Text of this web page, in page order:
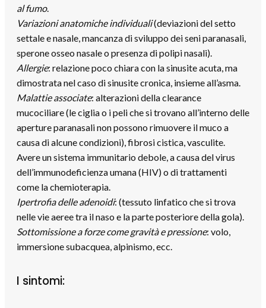
al fumo.
Variazioni anatomiche individuali(deviazioni del setto
settale e nasale, mancanza di sviluppo dei seni paranasali,
sperone osseo nasale o presenza di polipi nasali).
Allergie: relazione poco chiara con la sinusite acuta, ma
dimostrata nel caso di sinusite cronica, insieme all’asma.
Malattie associate: alterazioni della clearance
mucociliare (le ciglia o i peli che si trovano all’interno delle
aperture paranasali non possono rimuovere il muco a
causa di alcune condizioni), fibrosi cistica, vasculite.
Avere un sistema immunitario debole, a causa del virus
dell’immunodeficienza umana (HIV) o di trattamenti
come la chemioterapia.
Ipertrofia delle adenoidi: (tessuto linfatico che si trova
nelle vie aeree tra il naso e la parte posteriore della gola).
Sottomissione a forze come gravità e pressione: volo,
immersione subacquea, alpinismo, ecc.
I sintomi: